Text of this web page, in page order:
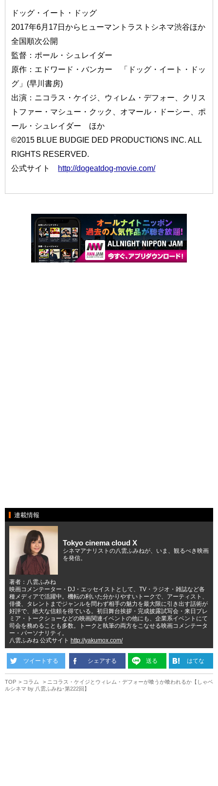
ドッグ・イート・ドッグ
2017年6月17日からヒューマントラストシネマ渋谷ほか
全国順次公開
監督：ポール・シュレイダー
原作：エドワード・バンカー 「ドッグ・イート・ドッ
グ」(早川書房)
出演：ニコラス・ケイジ、ウィレム・デフォー、クリス
トファー・マシュー・クック、オマール・ドーシー、ポ
ール・シュレイダー ほか
©2015 BLUE BUDGIE DED PRODUCTIONS INC. ALL
RIGHTS RESERVED.
公式サイト http://dogeatdog-movie.com/
連載情報
Tokyo cinema cloud X
シネマアナリストの八雲ふみねが、いま、観るべき映画
を発信。
著者：八雲ふみね
映画コメンテーター・DJ・エッセイストとして、TV・ラジオ・雑誌など各
種メディアで活躍中。機転の利いた分かりやすいトークで、アーティスト、
俳優、タレントまでジャンルを問わず相手の魅力を最大限に引き出す話術が
好評で、絶大な信頼を得ている。初日舞台挨拶・完成披露試写会・来日プレ
ミア・トークショーなどの映画関連イベントの他にも、企業系イベントにて
司会を務めることも多数。トークと執筆の両方をこなせる映画コメンテータ
ー・パーソナリティ。
八雲ふみね 公式サイト
http://yakumox.com/
ツイートする シェアする 送る はてな
TOP コラム
ニコラス・ケイジとウィレム・デフォーが喰うか喰われるか【しゃベ
ルシネマ by 八雲ふみね･第222回】